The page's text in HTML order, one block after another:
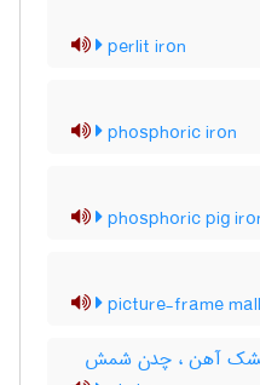
perlit iron
phosphoric iron
phosphoric pig
picture-frame
آهن ، چدن شمش